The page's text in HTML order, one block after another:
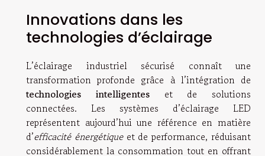
Innovations dans les
technologies d’éclairage
L’éclairage industriel sécurisé connaît une
transformation profonde grâce à l’intégration de
technologies intelligenteset de solutions
connectées. Les systèmes d’éclairage LED
représentent aujourd’hui une référence en matière
d’efficacité énergétiqueet de performance, réduisant
considérablement la consommation tout en offrant